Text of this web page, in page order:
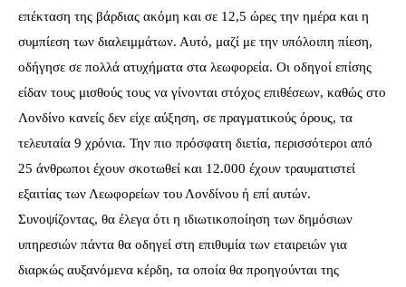
επέκταση της βάρδιας ακόμη και σε 12,5 ώρες την ημέρα και η
συμπίεση των διαλειμμάτων. Αυτό, μαζί με την υπόλοιπη πίεση,
οδήγησε σε πολλά ατυχήματα στα λεωφορεία. Οι οδηγοί επίσης
είδαν τους μισθούς τους να γίνονται στόχος επιθέσεων, καθώς στο
Λονδίνο κανείς δεν είχε αύξηση, σε πραγματικούς όρους, τα
τελευταία 9 χρόνια. Την πιο πρόσφατη διετία, περισσότεροι από
25 άνθρωποι έχουν σκοτωθεί και 12.000 έχουν τραυματιστεί
εξαιτίας των Λεωφορείων του Λονδίνου ή επί αυτών.
Συνοψίζοντας, θα έλεγα ότι η ιδιωτικοποίηση των δημόσιων
υπηρεσιών πάντα θα οδηγεί στη επιθυμία των εταιρειών για
διαρκώς αυξανόμενα κέρδη, τα οποία θα προηγούνται της